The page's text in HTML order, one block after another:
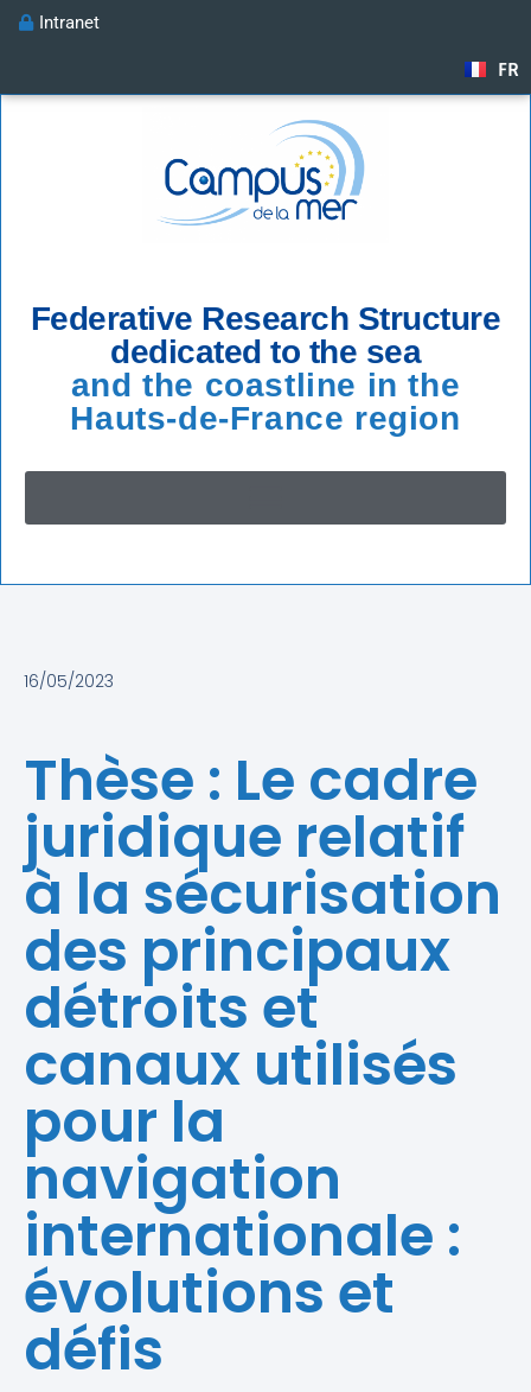
Intranet
FR
Federative Research Structure
dedicated to the sea
and the coastline in the
Hauts-de-France region
16/05/2023
Thèse : Le cadre
juridique relatif
à la sécurisation
des principaux
détroits et
canaux utilisés
pour la
navigation
internationale :
évolutions et
défis ​